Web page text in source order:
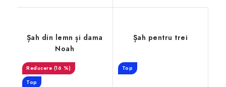
Șah din lemn și dama
Noah
(16 %)
Top
Șah pentru trei
Top